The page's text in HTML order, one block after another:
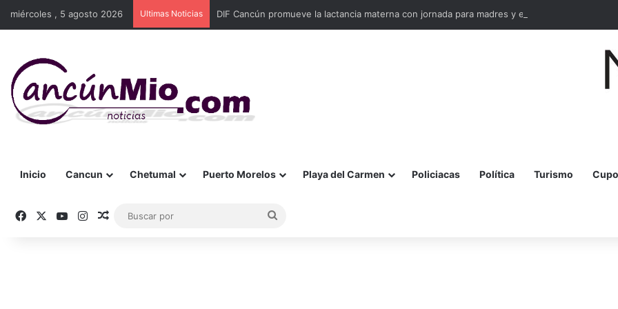
miércoles , 5 agosto 2026 Ultimas Noticias DIF Cancún promueve la lactancia materna con jornada para madres y embarazadas
Inicio Cancun Chetumal Puerto Morelos Playa del Carmen Policiacas Política Turismo
FacebookYouTubeInstagram
Publicación al azar